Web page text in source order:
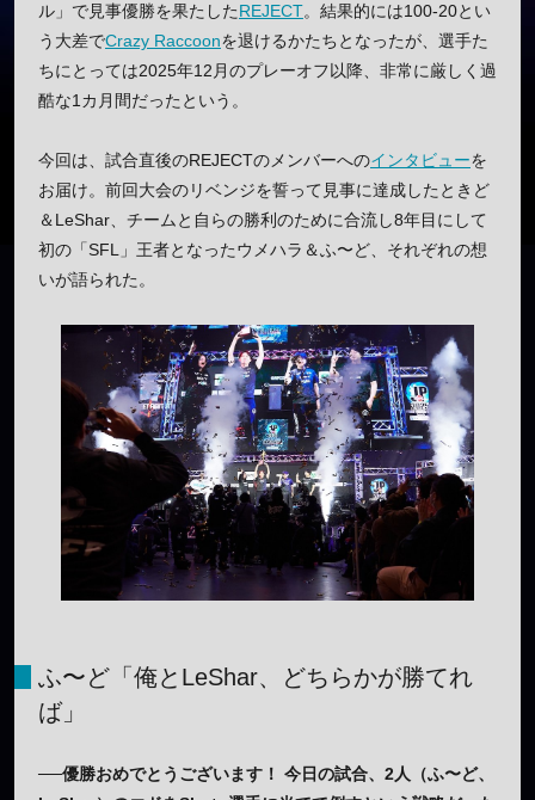
ル」で見事優勝を果たしたREJECT。結果的には100-20とい
う大差でCrazy Raccoonを退けるかたちとなったが、選手た
ちにとっては2025年12月のプレーオフ以降、非常に厳しく過
酷な1カ月間だったという。
今回は、試合直後のREJECTのメンバーへのインタビューを
お届け。前回大会のリベンジを誓って見事に達成したときど
＆LeShar、チームと自らの勝利のために合流し8年目にして
初の「SFL」王者となったウメハラ＆ふ〜ど、それぞれの想
いが語られた。
ふ〜ど「俺とLeShar、どちらかが勝てれ
ば」
──優勝おめでとうございます！ 今日の試合、2人（ふ〜ど、